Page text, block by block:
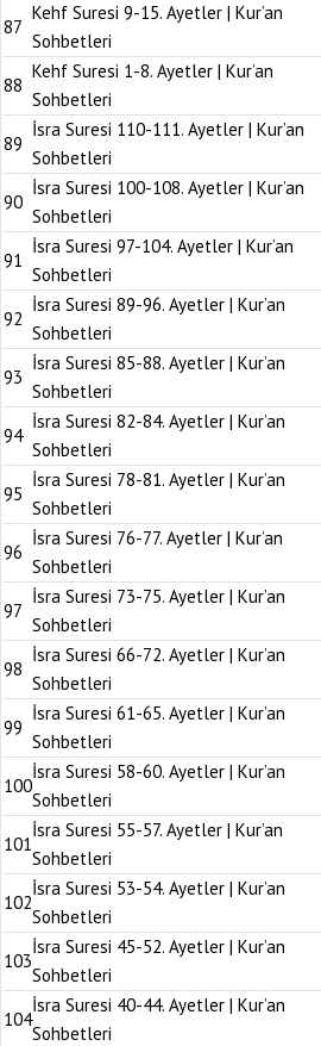
87
Kehf Suresi 9-15. Ayetler | Kur’an
Sohbetleri
88
Kehf Suresi 1-8. Ayetler | Kur’an
Sohbetleri
89
İsra Suresi 110-111. Ayetler | Kur’an
Sohbetleri
90
İsra Suresi 100-108. Ayetler | Kur’an
Sohbetleri
91
İsra Suresi 97-104. Ayetler | Kur’an
Sohbetleri
92
İsra Suresi 89-96. Ayetler | Kur’an
Sohbetleri
93
İsra Suresi 85-88. Ayetler | Kur’an
Sohbetleri
94
İsra Suresi 82-84. Ayetler | Kur’an
Sohbetleri
95
İsra Suresi 78-81. Ayetler | Kur’an
Sohbetleri
96
İsra Suresi 76-77. Ayetler | Kur’an
Sohbetleri
97
İsra Suresi 73-75. Ayetler | Kur’an
Sohbetleri
98
İsra Suresi 66-72. Ayetler | Kur’an
Sohbetleri
99
İsra Suresi 61-65. Ayetler | Kur’an
Sohbetleri
100
İsra Suresi 58-60. Ayetler | Kur’an
Sohbetleri
101
İsra Suresi 55-57. Ayetler | Kur’an
Sohbetleri
102
İsra Suresi 53-54. Ayetler | Kur’an
Sohbetleri
103
İsra Suresi 45-52. Ayetler | Kur’an
Sohbetleri
104
İsra Suresi 40-44. Ayetler | Kur’an
Sohbetleri